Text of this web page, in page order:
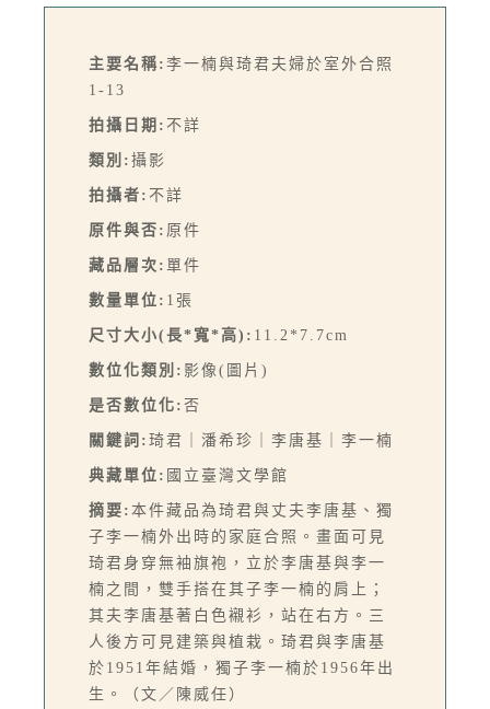
主要名稱: 李一楠與琦君夫婦於室外合照
1-13
拍攝日期: 不詳
類別: 攝影
拍攝者: 不詳
原件與否: 原件
藏品層次: 單件
數量單位: 1張
尺寸大小(長*寬*高): 11.2*7.7cm
數位化類別: 影像(圖片)
是否數位化: 否
關鍵詞: 琦君｜潘希珍｜李唐基｜李一楠
典藏單位: 國立臺灣文學館
摘要: 本件藏品為琦君與丈夫李唐基、獨
子李一楠外出時的家庭合照。畫面可見
琦君身穿無袖旗袍，立於李唐基與李一
楠之間，雙手搭在其子李一楠的肩上；
其夫李唐基著白色襯衫，站在右方。三
人後方可見建築與植栽。琦君與李唐基
於1951年結婚，獨子李一楠於1956年出
生。（文／陳威任）